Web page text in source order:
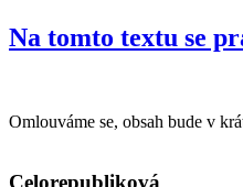
Na tomto textu se
Omlouváme se, obsah bude v
Celorepubliková